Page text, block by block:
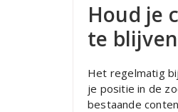
Houd je
te
Het regelmatig
je positie in de
bestaande